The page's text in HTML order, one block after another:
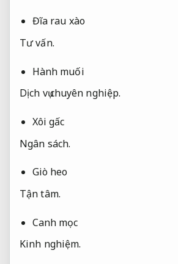
Đĩa rau xào
Tư vấn.
Hành muối
Dịch vụ chuyên nghiệp.
Xôi gấc
Ngân sách.
Giò heo
Tận tâm.
Canh mọc
Kinh nghiệm.